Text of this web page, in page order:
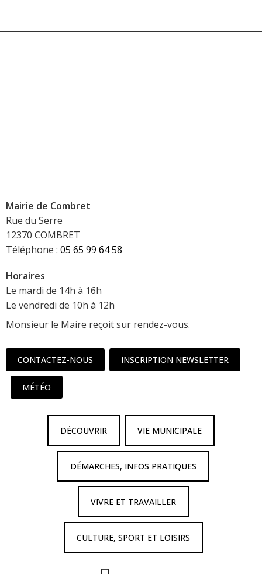
Mairie de Combret
Rue du Serre
12370 COMBRET
Téléphone : 05 65 99 64 58
Horaires
Le mardi de 14h à 16h
Le vendredi de 10h à 12h
Monsieur le Maire reçoit sur rendez-vous.
CONTACTEZ-NOUS INSCRIPTION NEWSLETTER
MÉTÉO
DÉCOUVRIR VIE MUNICIPALE
DÉMARCHES, INFOS PRATIQUES
VIVRE ET TRAVAILLER
CULTURE, SPORT ET LOISIRS